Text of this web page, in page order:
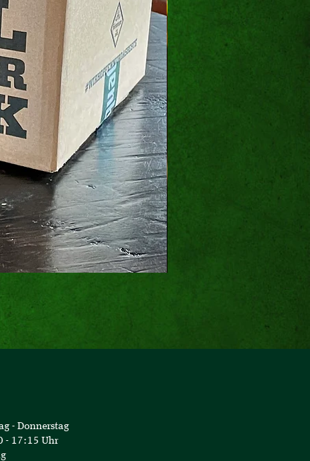
- Donnerstag
- 17:15 Uhr